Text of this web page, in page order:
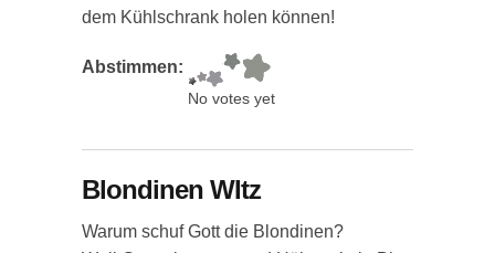
dem Kühlschrank holen können!
Abstimmen:
No votes yet
Blondinen WItz
Warum schuf Gott die Blondinen?